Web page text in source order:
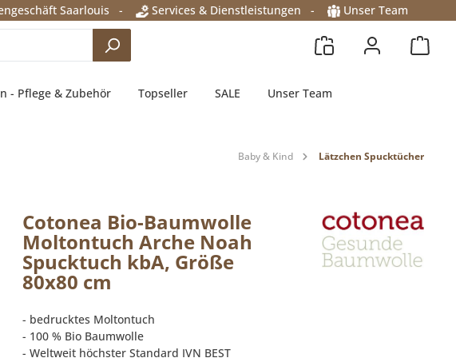
Saarlouis - Services & Dienstleistungen - Unser Team
- Pflege & Zubehör Topseller SALE Unser Team
Baby & Kind Lätzchen Spucktücher
Cotonea Bio-Baumwolle
Moltontuch Arche Noah
Spucktuch kbA, Größe
80x80 cm
- bedrucktes Moltontuch
- 100 % Bio Baumwolle
- Weltweit höchster Standard IVN BEST